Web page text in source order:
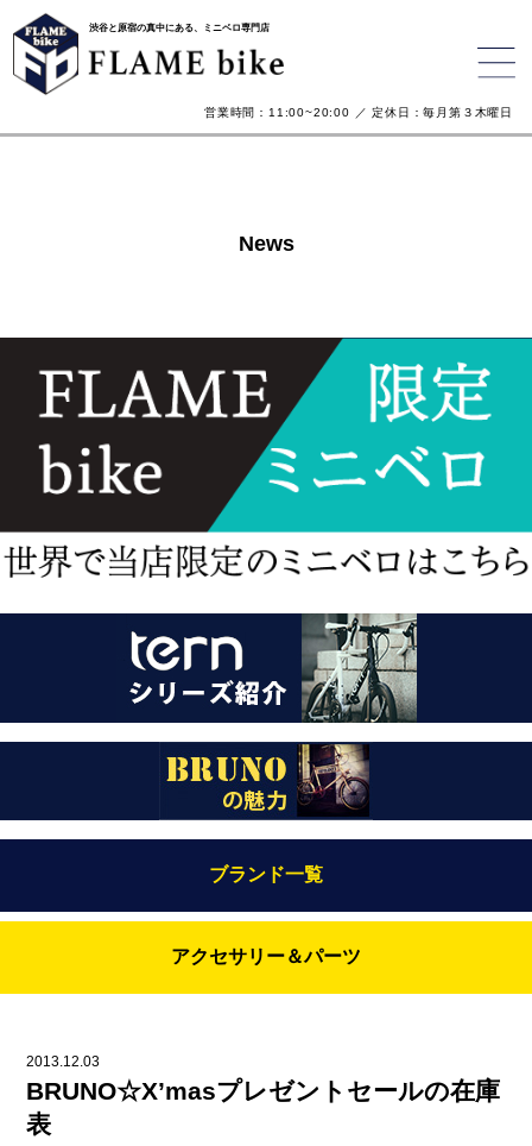
渋谷と原宿の真中にある、ミニベロ専門店
営業時間：11:00~20:00 ／ 定休日：毎月第３木曜日
News
ブランド一覧
Bianchi（ビアンキ）
BRUNO(ブルーノ)
DAHON（ダホーン）
FLAMEbike限定車
アクセサリー＆パーツ
knog（ノグ）
option & parts
2013.12.03
BRUNO☆X’masプレゼントセールの在庫
表